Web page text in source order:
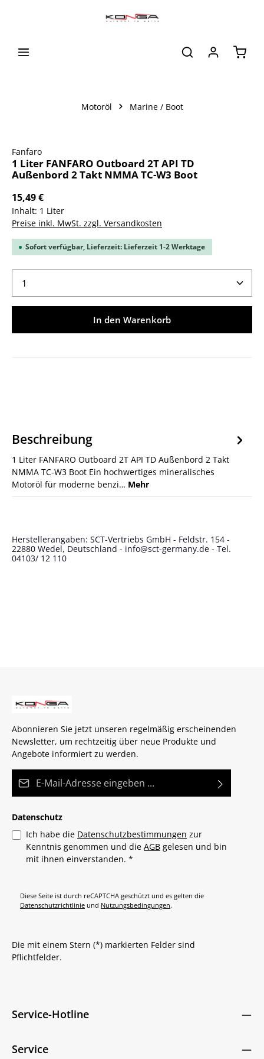
Motoröl Marine / Boot
Fanfaro
1 Liter FANFARO Outboard 2T API TD
Außenbord 2 Takt NMMA TC-W3 Boot
15,49 €
Inhalt: 1 Liter
Preise inkl. MwSt. zzgl. Versandkosten
Sofort verfügbar, Lieferzeit: Lieferzeit 1-2 Werktage
Produkt Anzahl: Gib den gewünschten Wert ein
In den Warenkorb
Beschreibung
1 Liter FANFARO Outboard 2T API TD Außenbord 2 Takt
NMMA TC-W3 Boot Ein hochwertiges mineralisches
Motoröl für moderne benzi… Mehr
Herstellerangaben: SCT-Vertriebs GmbH - Feldstr. 154 -
22880 Wedel, Deutschland - info@sct-germany.de - Tel.
04103/ 12 110
Abonnieren Sie jetzt unseren regelmäßig erscheinenden
Newsletter, um rechtzeitig über neue Produkte und
Angebote informiert zu werden.
Datenschutz
Ich habe die Datenschutzbestimmungen zur
Kenntnis genommen und die AGB gelesen und bin
mit ihnen einverstanden. *
Diese Seite ist durch reCAPTCHA geschützt und es gelten die
Datenschutzrichtlinie und Nutzungsbedingungen.
Die mit einem Stern (*) markierten Felder sind
Pflichtfelder.
Service-Hotline
Service